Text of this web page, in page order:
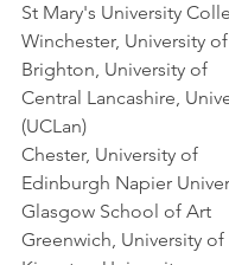
St Mary's University
Winchester, University
Brighton, University of
Central Lancashire,
(UCLan)
Chester, University of
Edinburgh Napier
Glasgow School of Art
Greenwich, University